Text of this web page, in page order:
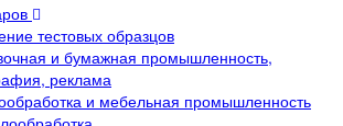
тестовых образцов
и бумажная промышленность,
реклама
и мебельная промышленность